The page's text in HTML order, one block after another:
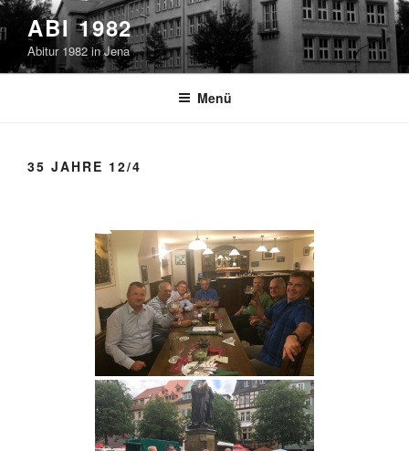
Zum
Inhalt
springen
ABI 1982
Abitur 1982 in Jena
Menü
35 JAHRE 12/4